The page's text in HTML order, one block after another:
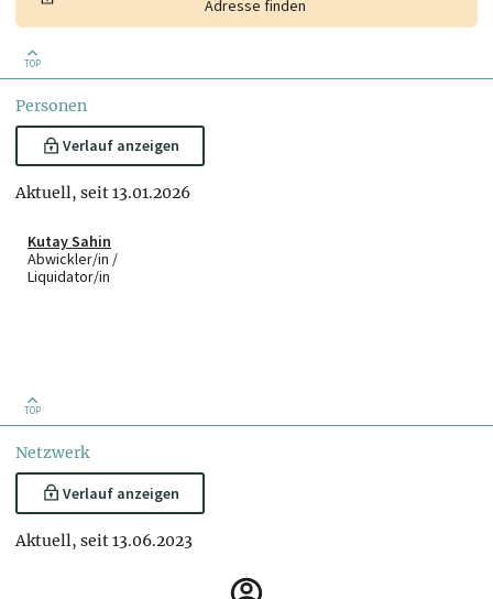
Adresse finden
TOP
Personen
Verlauf anzeigen
Aktuell, seit 13.01.2026
Kutay Sahin
Abwickler/in /
Liquidator/in
TOP
Netzwerk
Verlauf anzeigen
Aktuell, seit 13.06.2023